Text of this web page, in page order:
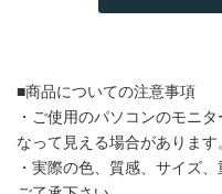
■商品についての注意事項
・ご使用のパソコンのモニ
なって見える場合があります
・実際の色、質感、サイズ